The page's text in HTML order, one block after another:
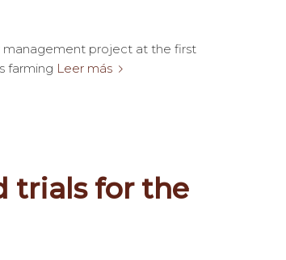
management project at the first
farming Leer más
trials for the